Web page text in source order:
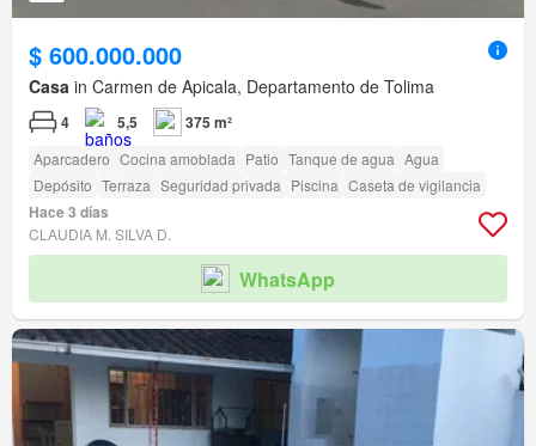
$ 600.000.000
Casa in Carmen de Apicala, Departamento de Tolima
4 5,5 375 m²
Aparcadero Cocina amoblada Patio Tanque de agua Agua
Depósito Terraza Seguridad privada Piscina Caseta de vigilancia
Hace 3 días
CLAUDIA M. SILVA D.
WhatsApp